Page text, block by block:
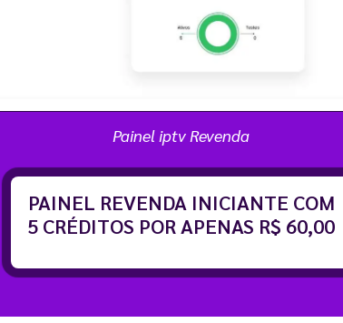
Painel iptv Revenda
PAINEL REVENDA INICIANTE COM
5 CRÉDITOS POR APENAS R$ 60,00